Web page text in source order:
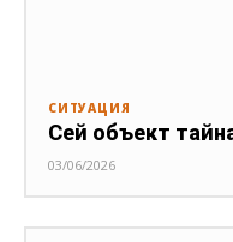
СИТУАЦИЯ
Сей объект
03/06/2026